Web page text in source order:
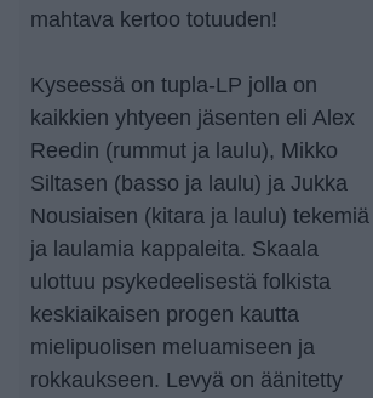
mahtava kertoo totuuden!
Kyseessä on tupla-LP jolla on
kaikkien yhtyeen jäsenten eli Alex
Reedin (rummut ja laulu), Mikko
Siltasen (basso ja laulu) ja Jukka
Nousiaisen (kitara ja laulu) tekemiä
ja laulamia kappaleita. Skaala
ulottuu psykedeelisestä folkista
keskiaikaisen progen kautta
mielipuolisen meluamiseen ja
rokkaukseen. Levyä on äänitetty